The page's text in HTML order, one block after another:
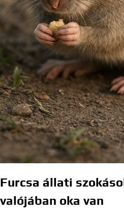
Furcsa állati
valójában oka van